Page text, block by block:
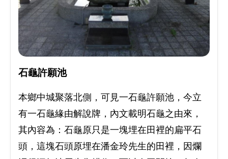
石龜許願池
本鄉中城聚落北側，可見一石龜許願池，今立
有一石龜緣由解說牌，內文載明石龜之由來，
其內容為：石龜原只是一塊埋在田裡的扁平石
頭，這塊石頭原埋在潘金玲先生的田裡，因爛